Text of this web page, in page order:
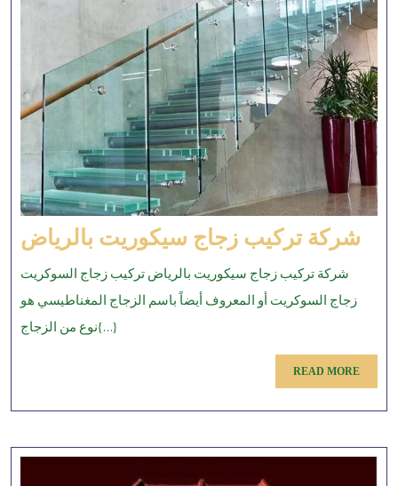
شركة تركيب زجاج سيكوريت بالرياض
شركة تركيب زجاج سيكوريت بالرياض تركيب زجاج السوكريت
زجاج السوكريت أو المعروف أيضاً باسم الزجاج المغناطيسي هو
نوع من الزجاج{...}
READ MOREREAD
MORE